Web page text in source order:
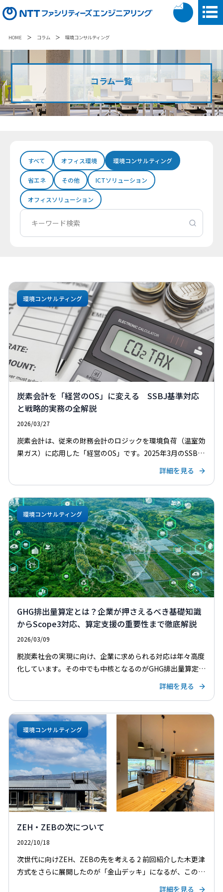
HOME ＞ コラム ＞ 環境コンサルティング
コラム一覧
すべて オフィス環境 環境コンサルティング
省エネ その他 ICTソリューション
オフィスソリューション
環境コンサルティング
炭素会計を「経営のOS」に変える SSBJ基準対応
と戦略的実務の全解説
2026/03/27
炭素会計は、従来の財務会計のロジックを環境負荷（温室効
果ガス）に応用した「経営のOS」です。2025年3月のSSBJ
基準確定により、有価証券報告書レベルの信頼性と財務情報
詳細を見る
環境コンサルティング
GHG排出量算定とは？企業が押さえるべき基礎知識
からScope3対応、算定支援の重要性まで徹底解説
2026/03/09
脱炭素社会の実現に向け、企業に求められる対応は年々高度
化しています。その中でも中核となるのがGHG排出量算定で
す。GHG排出量算定は、単なる環境対応ではなく、経営判
詳細を見る
環境コンサルティング
ZEH・ZEBの次について
2022/10/18
次世代に向けZEH、ZEBの先を考える 2 前回紹介した木更津
方式をさらに展開したのが「金山デッキ」になるが、この金
山デッキは茅野盆地のほぼ中心にある。八ヶ岳連峰から霧ヶ
詳細を見る